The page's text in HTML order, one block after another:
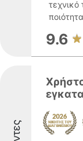
τεχνικό
9.6